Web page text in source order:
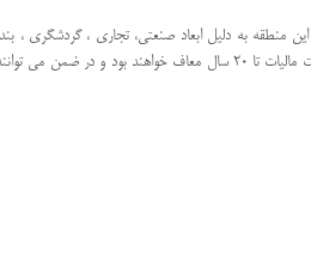
به عنوان یکی از مناطق استراتژیکی اقتصادی ایران در سال 88 تصویب و راه اندازی شد. این منطقه به
ایران برخور دار است و شرکت هایی که در این منطقه به ثبت می رسند به دلیل اهمیتی که در نقش توسعه اقتصادی